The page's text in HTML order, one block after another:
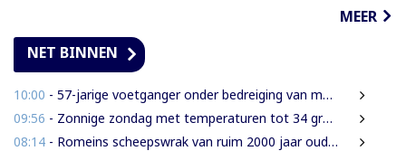
MEER
NET BINNEN
10:00 - 57-jarige voetganger onder bedreiging van mes beroofd van mobiele telefoon
09:56 - Zonnige zondag met temperaturen tot 34 graden
08:14 - Romeins scheepswrak van ruim 2000 jaar oud ontdekt bij Sicilië